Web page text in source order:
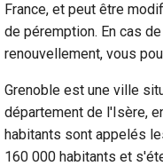
France, et peut être
de péremption. En cas
renouvellement, vous
Grenoble est une ville
département de l'Isère,
habitants sont appelés
160 000 habitants et